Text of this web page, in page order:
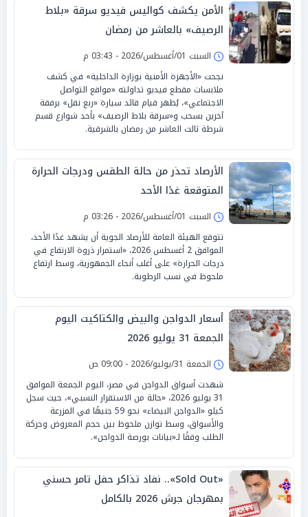
الأمن يكشف كواليس فيديو سرقة «بلاط
الرصيف» بالعاشر من رمضان
السبت 01/أغسطس/2026 - 03:43 م
نجحت «الأجهزة الأمنية بوزارة الداخلية» في كشف
ملابسات مقطع فيديو تداولته «مواقع التواصل
الاجتماعي»، يُظهر قيام قائد سيارة «ربع نقل» برفقة
آخرين بسحب و«سرقة بلاط الرصيف» بأحد شوارع قسم
شرطة ثالث العاشر من رمضان بالشرقية.
الأرصاد تحذر من حالة الطقس ودرجات الحرارة
المتوقعة غدًا الأحد
السبت 01/أغسطس/2026 - 03:26 م
تتوقع الهيئة العامة للأرصاد الجوية أن يشهد غدًا الأحد،
الموافق 2 أغسطس 2026، «استمرار ذروة الارتفاع في
درجات الحرارة» على أغلب أنحاء الجمهورية، وسط ارتفاع
ملحوظ في نسب الرطوبة.
أسعار الدواجن والبيض والكتاكيت اليوم
الجمعة 31 يوليو 2026
الجمعة 31/يوليو/2026 - 09:00 ص
شهدت أسواق الدواجن في مصر، اليوم الجمعة الموافق
31 يوليو 2026، «حالة من الاستقرار النسبي»، حيث سجل
كيلو «الدواجن البيضاء» نحو 59 جنيهًا في المزرعة
والأسواق، وسط توازن ملحوظ بين حجم المعروض وحركة
الطلب وفقًا لـ«بيانات بورصة الدواجن».
«Sold Out».. نفاد تذاكر حفل تامر حسني
بمهرجان جرش 2026 بالكامل